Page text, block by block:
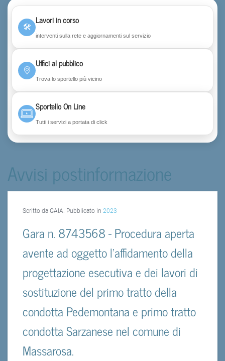
🛠
Lavori in corso
interventi sulla rete e aggiornamenti sul servizio
Uffici al pubblico
Trova lo sportello più vicino
Sportello On Line
Tutti i servizi a portata di click
Avvisi postinformazione
Scritto da GAIA. Pubblicato in 2023
Gara n. 8743568 - Procedura aperta
avente ad oggetto l’affidamento della
progettazione esecutiva e dei lavori di
sostituzione del primo tratto della
condotta Pedemontana e primo tratto
condotta Sarzanese nel comune di
Massarosa.